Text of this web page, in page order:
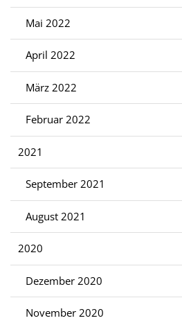
Mai 2022
April 2022
März 2022
Februar 2022
2021
September 2021
August 2021
2020
Dezember 2020
November 2020